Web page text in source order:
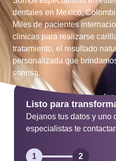
dentales en Mexico,
Miles de pacientes
clinicas para realizarse
tratamiento, el resultado
personalizada que
sonrisa.
Carillas dentales sin
Resultados en una sola
Diseno facial
Listo para
Dejanos tus datos y uno
especialistas te
1 2